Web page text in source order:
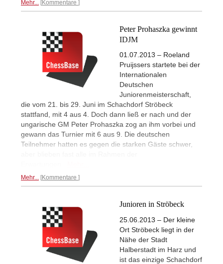
Mehr... Kommentare
Peter Prohaszka gewinnt
IDJM
01.07.2013 – Roeland
Pruijssers startete bei der
Internationalen
Deutschen
Juniorenmeisterschaft,
die vom 21. bis 29. Juni im Schachdorf Ströbeck
stattfand, mit 4 aus 4. Doch dann ließ er nach und der
ungarische GM Peter Prohaszka zog an ihm vorbei und
gewann das Turnier mit 6 aus 9. Die deutschen
Teilnehmer hatten es gegen die starken Gäste schwer,
Mehr... Kommentare
Junioren in Ströbeck
25.06.2013 – Der kleine
Ort Ströbeck liegt in der
Nähe der Stadt
Halberstadt im Harz und
ist das einzige Schachdorf